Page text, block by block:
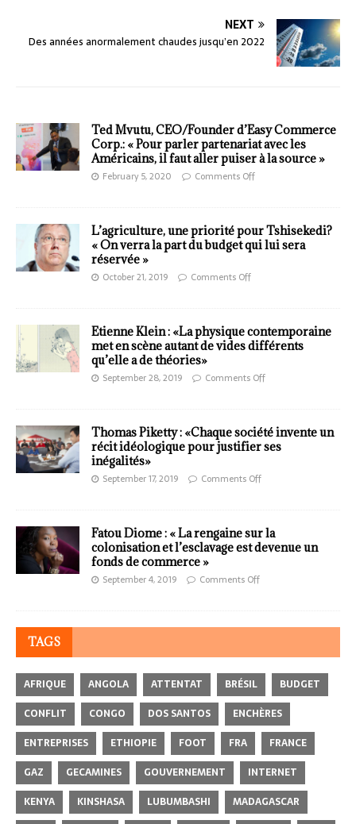
NEXT
Des années anormalement chaudes jusqu’en 2022
Ted Mvutu, CEO/Founder d’Easy Commerce
Corp.: « Pour parler partenariat avec les
Américains, il faut aller puiser à la source »
February 5, 2020 Comments Off
L’agriculture, une priorité pour Tshisekedi?
« On verra la part du budget qui lui sera
réservée »
October 21, 2019 Comments Off
Etienne Klein : «La physique contemporaine
met en scène autant de vides différents
qu’elle a de théories»
September 28, 2019 Comments Off
Thomas Piketty : «Chaque société invente un
récit idéologique pour justifier ses
inégalités»
September 17, 2019 Comments Off
Fatou Diome : « La rengaine sur la
colonisation et l’esclavage est devenue un
fonds de commerce »
September 4, 2019 Comments Off
TAGS
AFRIQUE ANGOLA ATTENTAT BRÉSIL
BUDGET
CONFLIT
CONGO DOS SANTOS
ENCHÈRES
ENTREPRISES
ETHIOPIE FOOT FRA
FRANCE
GAZ
GECAMINES GOUVERNEMENT
INTERNET
KENYA
KINSHASA LUBUMBASHI
MADAGASCAR